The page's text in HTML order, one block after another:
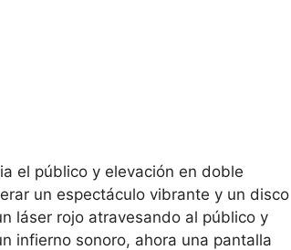
el público y elevación en doble
un espectáculo vibrante y un disco
láser rojo atravesando al público y
infierno sonoro, ahora una pantalla